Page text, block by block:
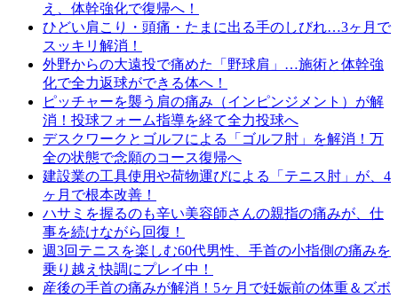
え、体幹強化で復帰へ！
ひどい肩こり・頭痛・たまに出る手のしびれ…3ヶ月で
スッキリ解消！
外野からの大遠投で痛めた「野球肩」…施術と体幹強
化で全力返球ができる体へ！
ピッチャーを襲う肩の痛み（インピンジメント）が解
消！投球フォーム指導を経て全力投球へ
デスクワークとゴルフによる「ゴルフ肘」を解消！万
全の状態で念願のコース復帰へ
建設業の工具使用や荷物運びによる「テニス肘」が、4
ヶ月で根本改善！
ハサミを握るのも辛い美容師さんの親指の痛みが、仕
事を続けながら回復！
週3回テニスを楽しむ60代男性、手首の小指側の痛みを
乗り越え快調にプレイ中！
産後の手首の痛みが解消！5ヶ月で妊娠前の体重＆ズボ